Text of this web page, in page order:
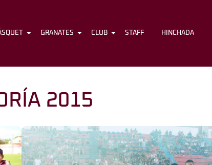
FÚTBOL BÁSQUET GRANATES CLUB STAFF
GRANATES CLUB STAFF HINCHADA
2015